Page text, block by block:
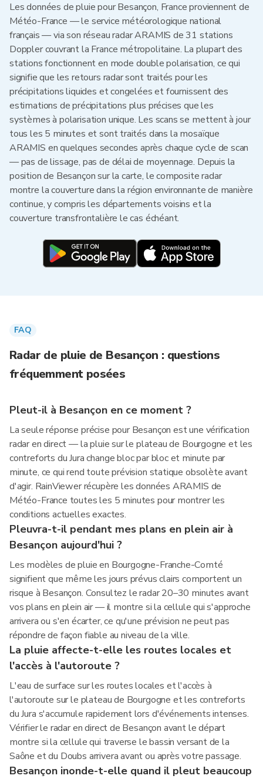
Les données de pluie pour Besançon, France proviennent de
Météo-France — le service météorologique national
français — via son réseau radar ARAMIS de 31 stations
Doppler couvrant la France métropolitaine. La plupart des
stations fonctionnent en mode double polarisation, ce qui
signifie que les retours radar sont traités pour les
précipitations liquides et congelées et fournissent des
estimations de précipitations plus précises que les
systèmes à polarisation unique. Les scans se mettent à jour
tous les 5 minutes et sont traités dans la mosaïque
ARAMIS en quelques secondes après chaque cycle de scan
— pas de lissage, pas de délai de moyennage. Depuis la
position de Besançon sur la carte, le composite radar
montre la couverture dans la région environnante de manière
continue, y compris les départements voisins et la
couverture transfrontalière le cas échéant.
FAQ
Radar de pluie de Besançon : questions
fréquemment posées
Pleut-il à Besançon en ce moment ?
La seule réponse précise pour Besançon est une vérification
radar en direct — la pluie sur le plateau de Bourgogne et les
contreforts du Jura change bloc par bloc et minute par
minute, ce qui rend toute prévision statique obsolète avant
d'agir. RainViewer récupère les données ARAMIS de
Météo-France toutes les 5 minutes pour montrer les
conditions actuelles exactes.
Pleuvra-t-il pendant mes plans en plein air à
Besançon aujourd'hui ?
Les modèles de pluie en Bourgogne-Franche-Comté
signifient que même les jours prévus clairs comportent un
risque à Besançon. Consultez le radar 20–30 minutes avant
vos plans en plein air — il montre si la cellule qui s'approche
arrivera ou s'en écarter, ce qu'une prévision ne peut pas
répondre de façon fiable au niveau de la ville.
La pluie affecte-t-elle les routes locales et
l'accès à l'autoroute ?
L'eau de surface sur les routes locales et l'accès à
l'autoroute sur le plateau de Bourgogne et les contreforts
du Jura s'accumule rapidement lors d'événements intenses.
Vérifier le radar en direct de Besançon avant le départ
montre si la cellule qui traverse le bassin versant de la
Saône et du Doubs arrivera avant ou après votre passage.
Besançon inonde-t-elle quand il pleut beaucoup